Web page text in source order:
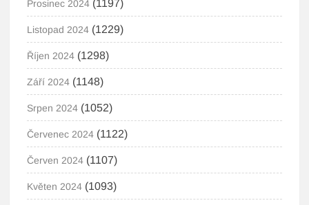
Prosinec 2024 (1197)
Listopad 2024 (1229)
Říjen 2024 (1298)
Září 2024 (1148)
Srpen 2024 (1052)
Červenec 2024 (1122)
Červen 2024 (1107)
Květen 2024 (1093)